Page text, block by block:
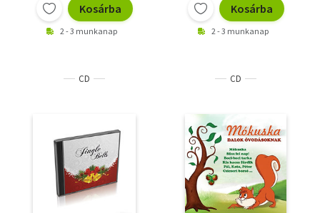
Kosárba
2 - 3 munkanap
Kosárba
2 - 3 munkanap
CD CD